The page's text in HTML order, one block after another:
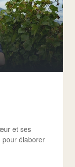
et ses
pour élaborer